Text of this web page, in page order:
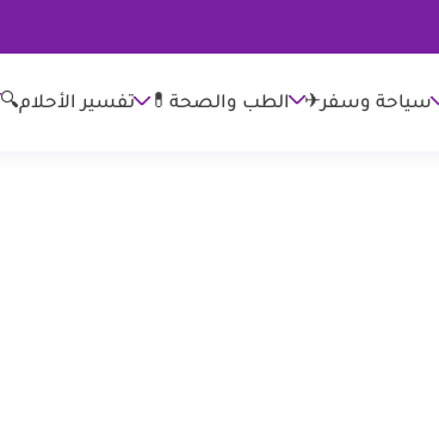
سياحة وسفر✈ الطب والصحة💊 تفسير الأحلام🔍